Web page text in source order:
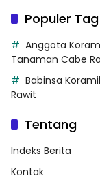
Populer Tag
Anggota
Tanaman Cabe
Babinsa
Rawit
Tentang
Indeks Berita
Kontak